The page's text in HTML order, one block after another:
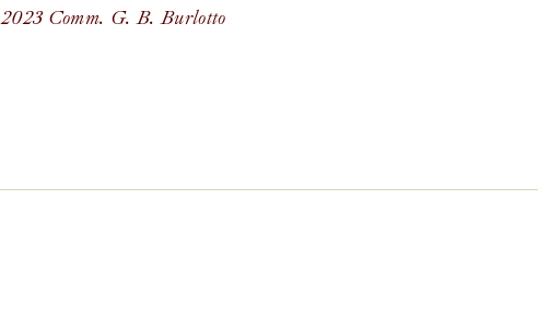
2023 Comm. G. B. Burlotto